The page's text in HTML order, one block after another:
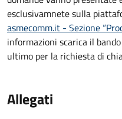
esclusivamnete sulla
asmecomm.it - Sezione
informazioni scarica il
ultimo per la richiesta di
Allegati